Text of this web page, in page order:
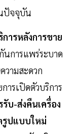
ปัจจุบัน
การหลังการขาย
นการแพร่ระบาด
วามสะดวก
ารเปิดตัวบริการ
บ-ส่งคืนเครื่อง
รูปแบบใหม่